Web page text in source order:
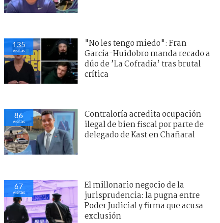
135
visitas
"No les tengo miedo": Fran
García-Huidobro manda recado a
dúo de ’La Cofradía’ tras brutal
crítica
86
visitas
Contraloría acredita ocupación
ilegal de bien fiscal por parte de
delegado de Kast en Chañaral
67
visitas
El millonario negocio de la
jurisprudencia: la pugna entre
Poder Judicial y firma que acusa
exclusión